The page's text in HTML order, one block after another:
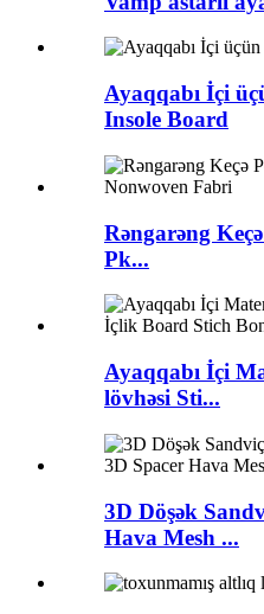
Ayaqqabı İçi
Insole Board
Rəngarəng
Pk...
Ayaqqabı İçi
lövhəsi Sti...
3D Döşək
Hava Mesh ...